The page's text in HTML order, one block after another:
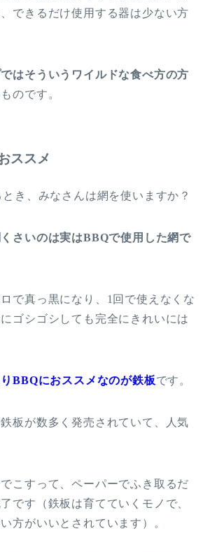
できるだけ使用する器は少ない方
はそういうワイルドな食べ方の方
ものです。
ススメ
とき、みなさんは網を使いますか？
さいのは実はBBQで使用した網で
で真っ黒になり、 1 回で使えなくな
ゴシゴシしても完全にきれいには
BBQにおススメなのが鉄板です。
板が数多く発売されていて、人気
こすって、ペーパーでふき取るだ
です（鉄板は育てていくモノで、
方がいいとされています）。